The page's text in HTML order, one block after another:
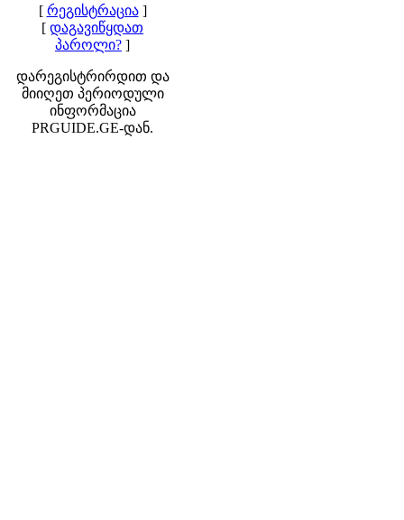
[ რეგისტრაცია]
[ დაგავიწყდათ
პაროლი? ]
დარეგისტრირდით და
მიიღეთ პერიოდული
ინფორმაცია
PRGUIDE.GE-დან.